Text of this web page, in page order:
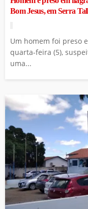
Bom Jesus, em Serra
Um homem foi preso
quarta-feira (5),
uma...